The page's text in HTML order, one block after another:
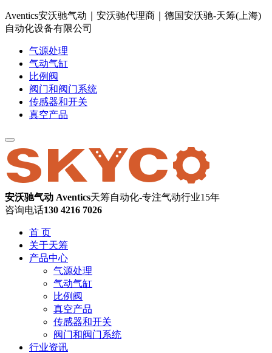
Aventics安沃驰气动｜安沃驰代理商｜德国安沃驰-天筹(上海)
自动化设备有限公司
气源处理
气动气缸
比例阀
阀门和阀门系统
传感器和开关
真空产品
安沃驰气动 Aventics天筹自动化-专注气动行业15年
咨询电话130 4216 7026
首 页
关于天筹
产品中心
气源处理
气动气缸
比例阀
真空产品
传感器和开关
阀门和阀门系统
行业资讯